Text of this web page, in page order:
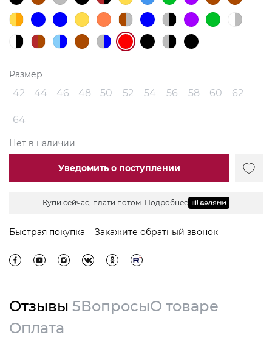
Размер
42 44 46 48 50 52 54 56 58 60 62
64
Нет в наличии
Уведомить о поступлении
Купи сейчас, плати потом. Подробнее
Быстрая покупка Закажите обратный звонок
Отзывы 5ВопросыО товаре
Оплата